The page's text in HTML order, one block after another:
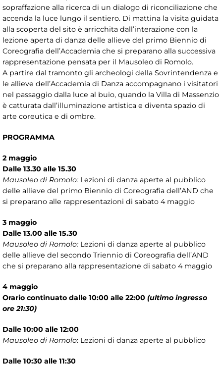
sopraffazione alla ricerca di un dialogo di riconciliazione che
accenda la luce lungo il sentiero. Di mattina la visita guidata
alla scoperta del sito è arricchita dall’interazione con la
lezione aperta di danza delle allieve del primo Biennio di
Coreografia dell’Accademia che si preparano alla successiva
rappresentazione pensata per il Mausoleo di Romolo.
A partire dal tramonto gli archeologi della Sovrintendenza e
le allieve dell’Accademia di Danza accompagnano i visitatori
nel passaggio dalla luce al buio, quando la Villa di Massenzio
è catturata dall’illuminazione artistica e diventa spazio di
arte coreutica e di ombre.
PROGRAMMA
2 maggio
Dalle 13.30 alle 15.30
Mausoleo di Romolo: Lezioni di danza aperte al pubblico
delle allieve del primo Biennio di Coreografia dell’AND che
si preparano alle rappresentazioni di sabato 4 maggio
3 maggio
Dalle 13.00 alle 15.30
Mausoleo di Romolo: Lezioni di danza aperte al pubblico
delle allieve del secondo Triennio di Coreografia dell’AND
che si preparano alla rappresentazione di sabato 4 maggio
4 maggio
Orario continuato dalle 10:00 alle 22:00 (ultimo ingresso
ore 21:30)
Dalle 10:00 alle 12:00
Mausoleo di Romolo: Lezioni di danza aperte al pubblico
Dalle 10:30 alle 11:30